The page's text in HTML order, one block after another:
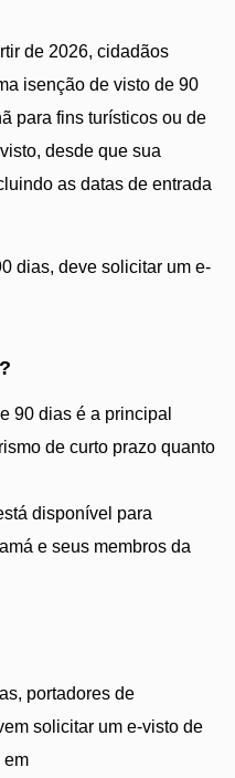
de 2026, cidadãos
isenção de visto de 90
para fins turísticos ou de
desde que sua
as datas de entrada
dias, deve solicitar um e-
90 dias é a principal
de curto prazo quanto
disponível para
e seus membros da
portadores de
solicitar um e-visto de
em